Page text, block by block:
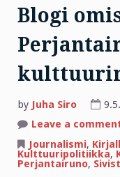
Blogi
by Juha Siro
Leave a
Journalismi,
Kulttuuripolitiikka,
Perjantairuno,